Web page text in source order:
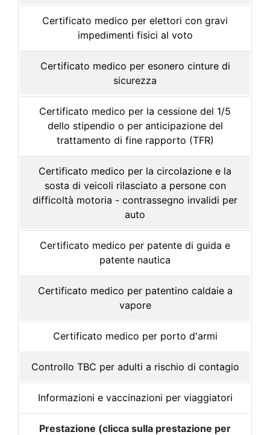
Certificato medico per elettori con gravi
impedimenti fisici al voto
Certificato medico per esonero cinture di
sicurezza
Certificato medico per la cessione del 1/5
dello stipendio o per anticipazione del
trattamento di fine rapporto (TFR)
Certificato medico per la circolazione e la
sosta di veicoli rilasciato a persone con
difficoltà motoria - contrassegno invalidi per
auto
Certificato medico per patente di guida e
patente nautica
Certificato medico per patentino caldaie a
vapore
Certificato medico per porto d'armi
Controllo TBC per adulti a rischio di contagio
Informazioni e vaccinazioni per viaggiatori
Prestazione (clicca sulla prestazione per